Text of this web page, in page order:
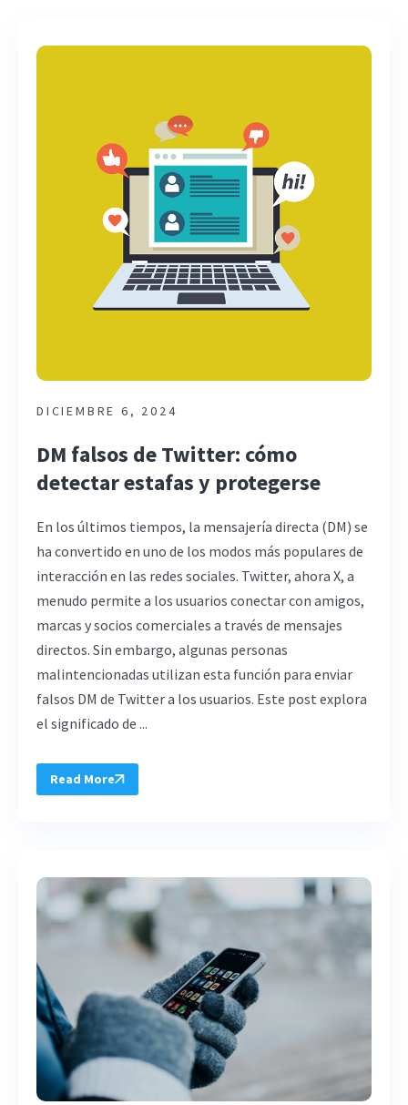
DICIEMBRE 6, 2024
DM falsos de Twitter: cómo
detectar estafas y protegerse
En los últimos tiempos, la mensajería directa (DM) se
ha convertido en uno de los modos más populares de
interacción en las redes sociales. Twitter, ahora X, a
menudo permite a los usuarios conectar con amigos,
marcas y socios comerciales a través de mensajes
directos. Sin embargo, algunas personas
malintencionadas utilizan esta función para enviar
falsos DM de Twitter a los usuarios. Este post explora
el significado de ...
Read More